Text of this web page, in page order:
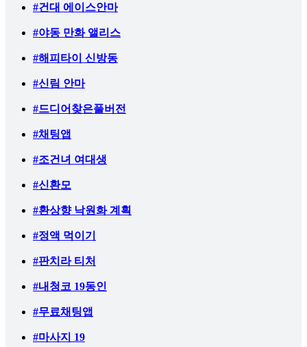
#건대 에이스안마
#야동 만화 앨리스
#해피타이 신방동
#신림 안마
#드디어찾은풀버전
#채팅앱
#조건녀 여대생
#신환모
#환상향 낙원화 계획
#정액 먹이기
#판치라 티처
#내청코 19동인
#무료채팅앱
#마사지 19